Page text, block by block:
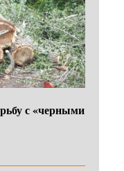
с «черными